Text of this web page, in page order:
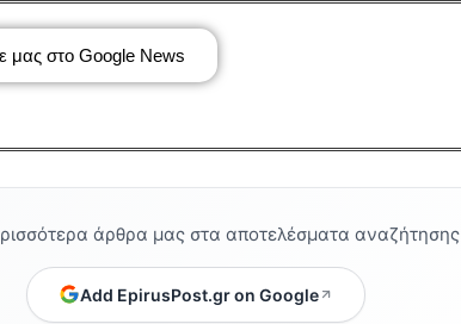
μας στο Google News
άρθρα μας στα αποτελέσματα αναζήτησης
Add EpirusPost.gr on Google